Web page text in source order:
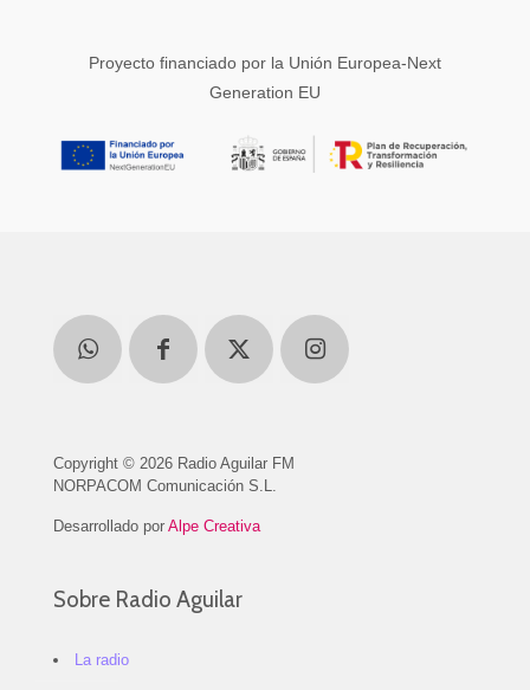
Proyecto financiado por la Unión Europea-Next
Generation EU
Copyright © 2026 Radio Aguilar FM
NORPACOM Comunicación S.L.
Desarrollado por Alpe Creativa
Sobre Radio Aguilar
La radio